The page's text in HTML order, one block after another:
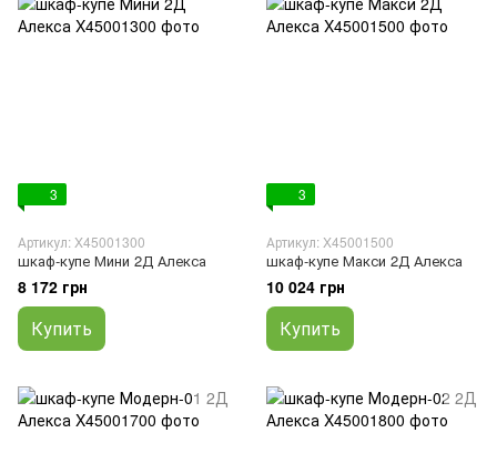
3
Артикул: X45001300
шкаф-купе Мини 2Д Алекса
8 172 грн
Купить
3
Артикул: X45001500
шкаф-купе Макси 2Д Алекса
10 024 грн
Купить